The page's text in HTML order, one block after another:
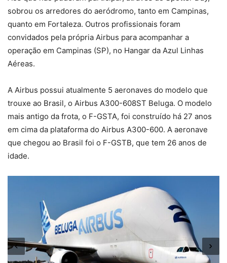
sobrou os arredores do aeródromo, tanto em Campinas,
quanto em Fortaleza. Outros profissionais foram
convidados pela própria Airbus para acompanhar a
operação em Campinas (SP), no Hangar da Azul Linhas
Aéreas.
A Airbus possui atualmente 5 aeronaves do modelo que
trouxe ao Brasil, o Airbus A300-608ST Beluga. O modelo
mais antigo da frota, o F-GSTA, foi construído há 27 anos
em cima da plataforma do Airbus A300-600. A aeronave
que chegou ao Brasil foi o F-GSTB, que tem 26 anos de
idade.